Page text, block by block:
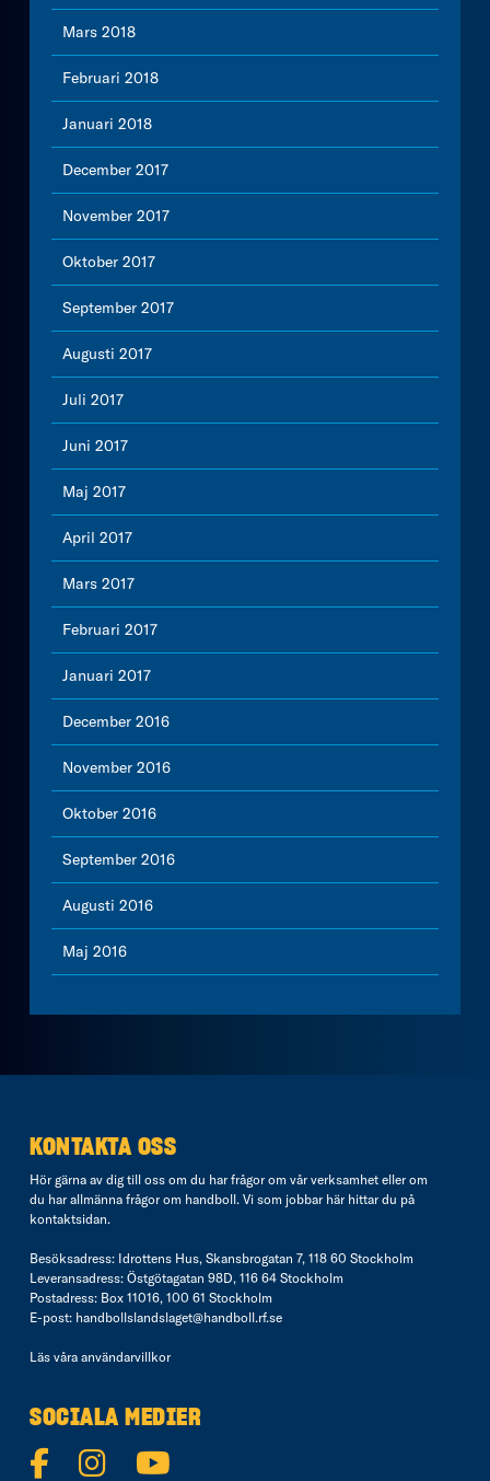
Mars 2018
Februari 2018
Januari 2018
December 2017
November 2017
Oktober 2017
September 2017
Augusti 2017
Juli 2017
Juni 2017
Maj 2017
April 2017
Mars 2017
Februari 2017
Januari 2017
December 2016
November 2016
Oktober 2016
September 2016
Augusti 2016
Maj 2016
KONTAKTA OSS
Hör gärna av dig till oss om du har frågor om vår verksamhet eller om
du har allmänna frågor om handboll. Vi som jobbar här hittar du på
kontaktsidan.
Besöksadress: Idrottens Hus, Skansbrogatan 7, 118 60 Stockholm
Leveransadress: Östgötagatan 98D, 116 64 Stockholm
Postadress: Box 11016, 100 61 Stockholm
E-post: handbollslandslaget@handboll.rf.se
Läs våra användarvillkor
SOCIALA MEDIER